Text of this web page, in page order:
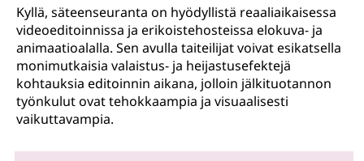
Kyllä, säteenseuranta on hyödyllistä reaaliaikaisessa
videoeditoinnissa ja erikoistehosteissa elokuva- ja
animaatioalalla. Sen avulla taiteilijat voivat esikatsella
monimutkaisia valaistus- ja heijastusefektejä
kohtauksia editoinnin aikana, jolloin jälkituotannon
työnkulut ovat tehokkaampia ja visuaalisesti
vaikuttavampia.